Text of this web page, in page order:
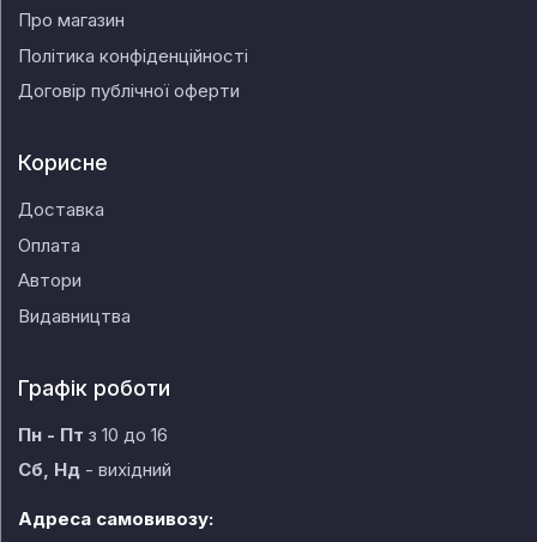
Про магазин
Політика конфіденційності
Договір публічної оферти
Корисне
Доставка
Оплата
Автори
Видавництва
Графік роботи
Пн - Пт з 10 до 16
Сб, Нд - вихідний
Адреса самовивозу: